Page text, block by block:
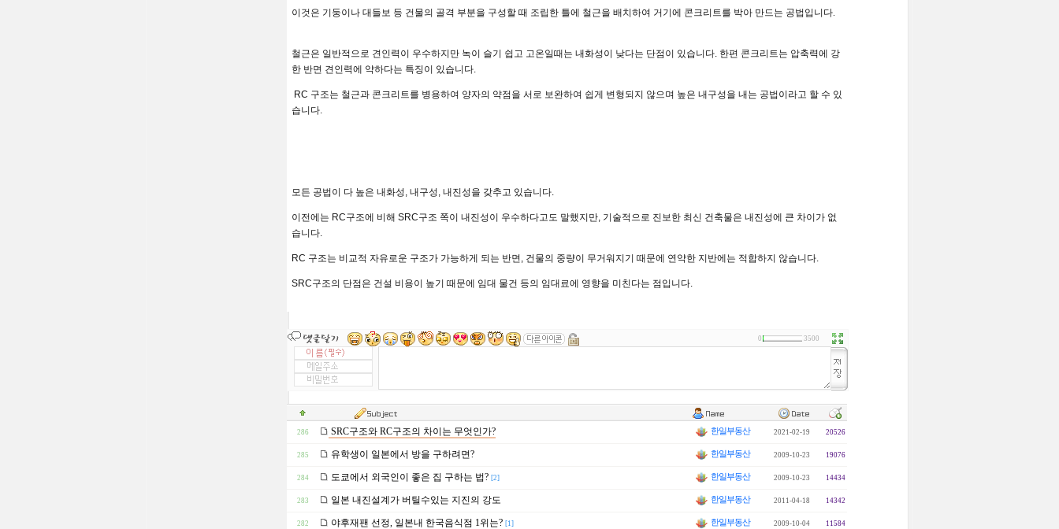
이것은 기둥이나 대들보 등 건물의 골격 부분을 구성할 때 조립한 틀에 철근을 배치하여 거기에 콘크리트를 박아 만드는 공법입니다.
철근은 일반적으로 견인력 이 우수하지만 녹이 슬기 쉽고 고온일때는 내화성이 낮다는 단점이 있습니다. 한편 콘크리트는 압축력에 강
한 반면 견인력에 약하다는 특징이 있습니다.
RC 구조는 철근과 콘크리트를 병용하여 양자의 약점을 서로 보완하여 쉽게 변형되지 않으며 높은 내구성을 내는 공법이라고 할 수 있
습니다.
모든 공법이 다 높은 내화성, 내구성, 내진성을 갖추고 있습니다.
이전에는 RC구조에 비해 SRC구조 쪽이 내진성이 우수하다고도 말했지만, 기술적으로 진보한 최신 건축물은 내진성에 큰 차이가 없
습니다.
RC 구조는 비교적 자유로운 구조가 가능하게 되는 반면 , 건물의 중량이 무거워지기 때문에 연약한 지반에는 적합하지 않습니다.
SRC구조의 단점은 건설 비용이 높기 때문에 임대 물건 등의 임대료에 영향을 미친다는 점입니다.
0 3500
286 SRC구조와 RC구조의 차이는 무엇인가? 한일부동산 2021-02-19 20526
285 유학생이 일본에서 방을 구하려면? 한일부동산 2009-10-23 19076
284 도쿄에서 외국인이 좋은 집 구하는 법? [2] 한일부동산 2009-10-23 14434
283 일본 내진설계가 버틸수있는 지진의 강도 한일부동산 2011-04-18 14342
282 야후재팬 선정, 일본내 한국음식점 1위는? [1] 한일부동산 2009-10-04 11584